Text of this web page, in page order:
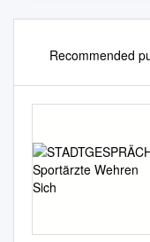
Recommended